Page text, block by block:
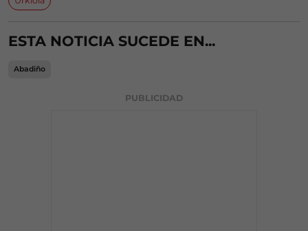
ESTA NOTICIA SUCEDE EN...
Abadiño
PUBLICIDAD